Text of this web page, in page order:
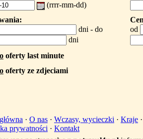
(rrrr-mm-dd)
dni - do
dni
od
oferty last minute
oferty ze zdjeciami
· O nas · Wczasy, wycieczki · Kraje
prywatności · Kontakt